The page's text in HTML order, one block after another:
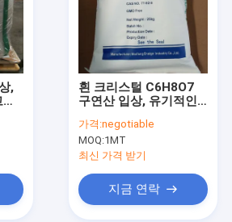
,
흰 크리스털 C6H8O7
구연산 입상, 유기적인
가격:negotiable
MOQ:1MT
최신 가격 받기
지금 연락